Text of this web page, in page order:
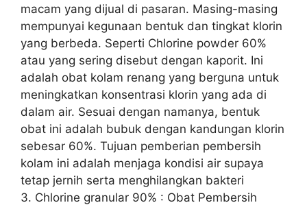
macam yang dijual di pasaran. Masing-masing
mempunyai kegunaan bentuk dan tingkat klorin
yang berbeda. Seperti Chlorine powder 60%
atau yang sering disebut dengan kaporit. Ini
adalah obat kolam renang yang berguna untuk
meningkatkan konsentrasi klorin yang ada di
dalam air. Sesuai dengan namanya, bentuk
obat ini adalah bubuk dengan kandungan klorin
sebesar 60%. Tujuan pemberian pembersih
kolam ini adalah menjaga kondisi air supaya
tetap jernih serta menghilangkan bakteri
3. Chlorine granular 90% : Obat Pembersih